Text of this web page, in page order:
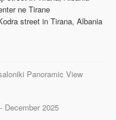
ne Tirane
street in Tirana, Albania